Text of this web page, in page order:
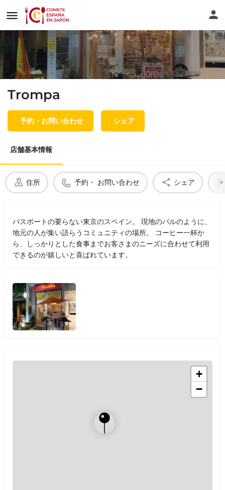
Trompa
予約・お問い合わせ シェア
店舗基本情報
住所 予約・ お問い合わせ シェア
パスポートの要らない東京のスペイン。 現地のバルのように、
地元の人が集い語らうコミュニティの場所。 コーヒー一杯か
ら、しっかりとした食事までお客さまのニーズに合わせて利用
できるのが嬉しいと喜ばれています。
+
−